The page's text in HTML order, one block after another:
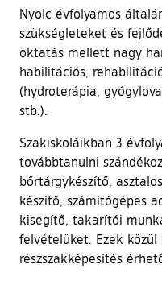
Nyolc évfolyamos
szükségleteket és
oktatás mellett nagy
habilitációs,
(hydroterápia,
stb.).
Szakiskoláikban 3
továbbtanulni
bőrtárgykészítő,
készítő, számítógépes
kisegítő, takarítói
felvételüket. Ezek közül
részszakképesítés